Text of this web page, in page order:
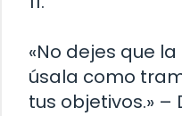
«No dejes que
úsala como
tus objetivos.» –